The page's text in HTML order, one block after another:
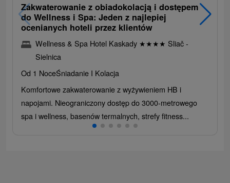
Zakwaterowanie z obiadokolacją i dostępem
do Wellness i Spa: Jeden z najlepiej
ocenianych hoteli przez klientów
Wellness & Spa Hotel Kaskady ★★★★ Sliač -
Sielnica
Od 1 NoceŚniadanie I Kolacja
Komfortowe zakwaterowanie z wyżywieniem HB i
napojami. Nieograniczony dostęp do 3000-metrowego
spa i wellness, basenów termalnych, strefy fitness...